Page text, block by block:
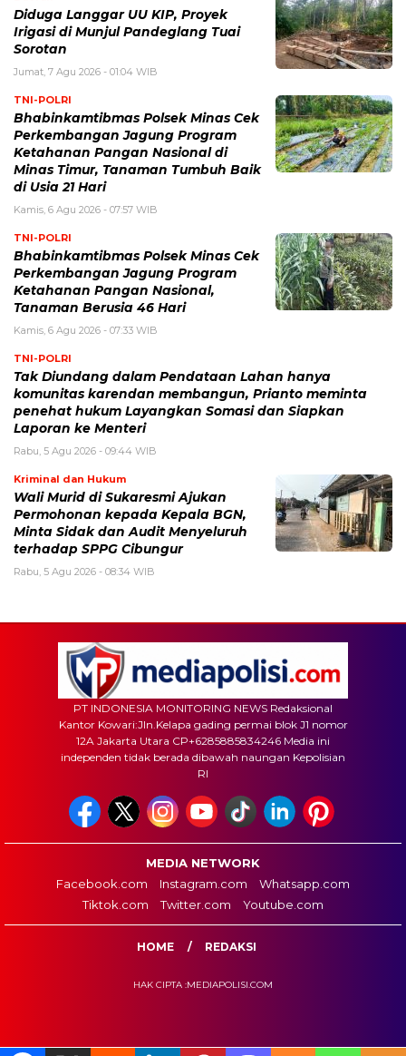
Diduga Langgar UU KIP, Proyek
Irigasi di Munjul Pandeglang Tuai
Sorotan
Jumat, 7 Agu 2026 - 01:04 WIB
TNI-POLRI
Bhabinkamtibmas Polsek Minas Cek
Perkembangan Jagung Program
Ketahanan Pangan Nasional di
Minas Timur, Tanaman Tumbuh Baik
di Usia 21 Hari
Kamis, 6 Agu 2026 - 07:57 WIB
TNI-POLRI
Bhabinkamtibmas Polsek Minas Cek
Perkembangan Jagung Program
Ketahanan Pangan Nasional,
Tanaman Berusia 46 Hari
Kamis, 6 Agu 2026 - 07:33 WIB
TNI-POLRI
Tak Diundang dalam Pendataan Lahan hanya
komunitas karendan membangun, Prianto meminta
penehat hukum Layangkan Somasi dan Siapkan
Laporan ke Menteri
Rabu, 5 Agu 2026 - 09:44 WIB
Kriminal dan Hukum
Wali Murid di Sukaresmi Ajukan
Permohonan kepada Kepala BGN,
Minta Sidak dan Audit Menyeluruh
terhadap SPPG Cibungur
Rabu, 5 Agu 2026 - 08:34 WIB
PT INDONESIA MONITORING NEWS Redaksional
Kantor Kowari:Jln.Kelapa gading permai blok J1 nomor
12A Jakarta Utara CP+6285885834246 Media ini
independen tidak berada dibawah naungan Kepolisian
RI
MEDIA NETWORK
Facebook.com
Instagram.com
Whatsapp.com
Tiktok.com
Twitter.com Youtube.com
HOME REDAKSI
HAK CIPTA :MEDIAPOLISI.COM